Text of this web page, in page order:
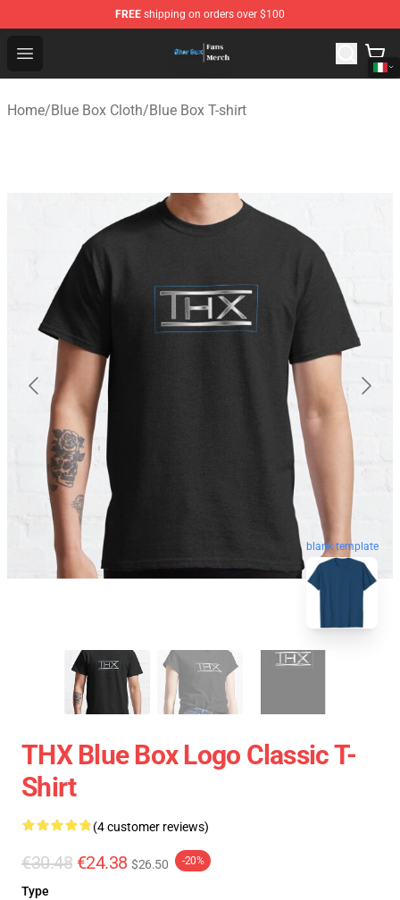
FREE shipping on orders over $100
Open menu
Blue Box Store - Official Blue Box Merchandise Shop
Home/Blue Box Cloth/Blue Box T-shirt
blank template
THX Blue Box Logo Classic T-
Shirt
(4 customer reviews)
€30.48 €24.38 $26.50 -20%
Type